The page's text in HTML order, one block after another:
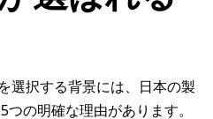
を選択する背景には、日本の製
の明確な理由があります。